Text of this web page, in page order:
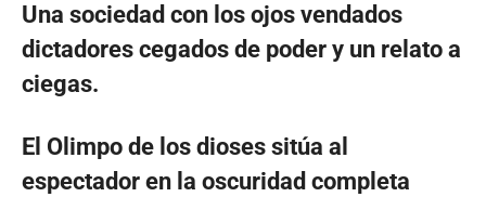
Una sociedad con los ojos vendados
dictadores cegados de poder y un relato a
ciegas.
El Olimpo de los dioses sitúa al
espectador en la oscuridad completa